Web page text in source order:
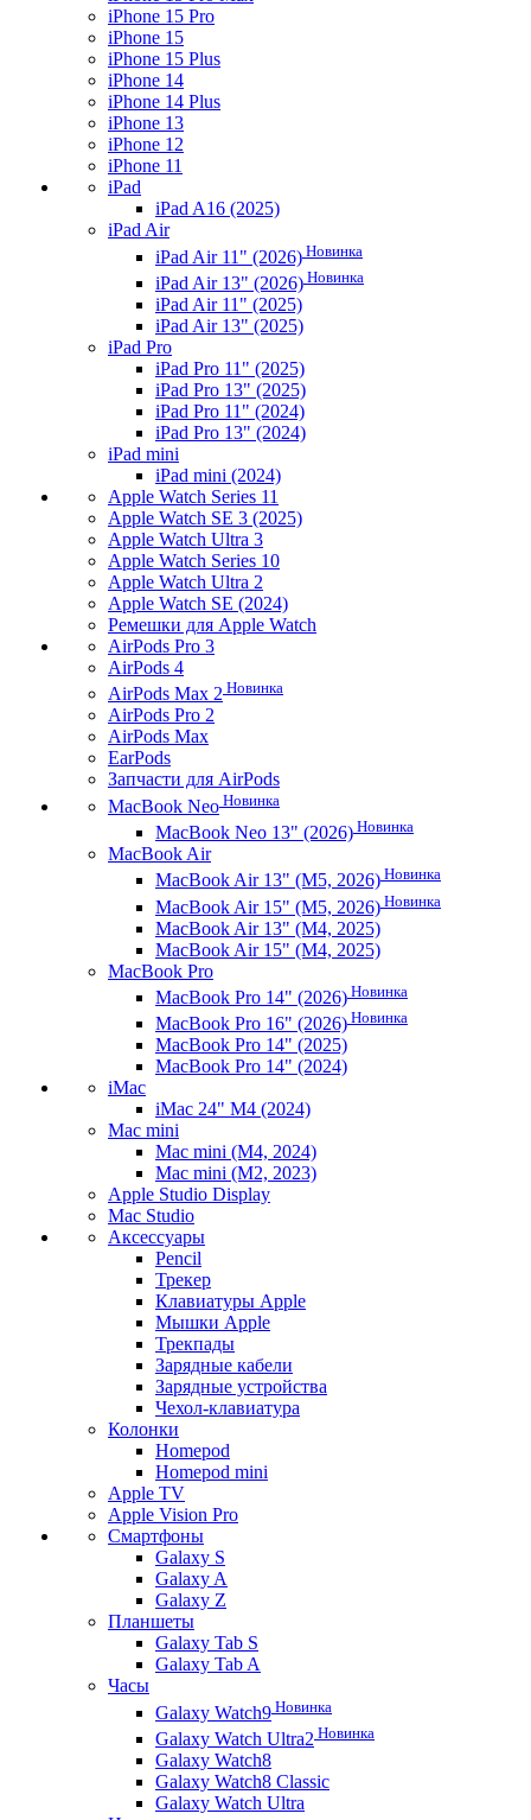
iPhone 15 Pro
iPhone 15
iPhone 15 Plus
iPhone 14
iPhone 14 Plus
iPhone 13
iPhone 12
iPhone 11
iPad
iPad A16 (2025)
iPad Air
iPad Air 11" (2026) Новинка
iPad Air 13" (2026) Новинка
iPad Air 11" (2025)
iPad Air 13" (2025)
iPad Pro
iPad Pro 11" (2025)
iPad Pro 13" (2025)
iPad Pro 11" (2024)
iPad Pro 13" (2024)
iPad mini
iPad mini (2024)
Apple Watch Series 11
Apple Watch SE 3 (2025)
Apple Watch Ultra 3
Apple Watch Series 10
Apple Watch Ultra 2
Apple Watch SE (2024)
Ремешки для Apple Watch
AirPods Pro 3
AirPods 4
AirPods Max 2 Новинка
AirPods Pro 2
AirPods Max
EarPods
Запчасти для AirPods
MacBook Neo Новинка
MacBook Neo 13" (2026) Новинка
MacBook Air
MacBook Air 13" (M5, 2026) Новинка
MacBook Air 15" (M5, 2026) Новинка
MacBook Air 13" (M4, 2025)
MacBook Air 15" (M4, 2025)
MacBook Pro
MacBook Pro 14" (2026) Новинка
MacBook Pro 16" (2026) Новинка
MacBook Pro 14" (2025)
MacBook Pro 14" (2024)
iMac
iMac 24" M4 (2024)
Mac mini
Mac mini (M4, 2024)
Mac mini (M2, 2023)
Apple Studio Display
Mac Studio
Аксессуары
Pencil
Трекер
Клавиатуры Apple
Мышки Apple
Трекпады
Зарядные кабели
Зарядные устройства
Чехол-клавиатура
Колонки
Homepod
Homepod mini
Apple TV
Apple Vision Pro
Смартфоны
Galaxy S
Galaxy A
Galaxy Z
Планшеты
Galaxy Tab S
Galaxy Tab A
Часы
Galaxy Watch9 Новинка
Galaxy Watch Ultra2 Новинка
Galaxy Watch8
Galaxy Watch8 Classic
Galaxy Watch Ultra